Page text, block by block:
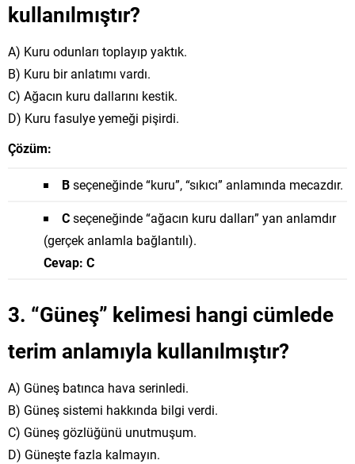
kullanılmıştır?
A) Kuru odunları toplayıp yaktık.
B) Kuru bir anlatımı vardı.
C) Ağacın kuru dallarını kestik.
D) Kuru fasulye yemeği pişirdi.
Çözüm:
Bseçeneğinde “kuru”, “sıkıcı” anlamında mecazdır.
Cseçeneğinde “ağacın kuru dalları” yan anlamdır
(gerçek anlamla bağlantılı).
Cevap: C
3. “Güneş” kelimesi hangi cümlede
terim anlamıyla kullanılmıştır?
A) Güneş batınca hava serinledi.
B) Güneş sistemi hakkında bilgi verdi.
C) Güneş gözlüğünü unutmuşum.
D) Güneşte fazla kalmayın.